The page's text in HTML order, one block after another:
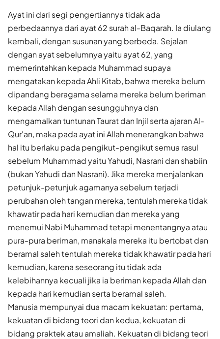
Ayat ini dari segi pengertiannya tidak ada
perbedaannya dari ayat 62 surah al-Baqarah. Ia diulang
kembali, dengan susunan yang berbeda. Sejalan
dengan ayat sebelumnya yaitu ayat 62, yang
memerintahkan kepada Muhammad supaya
mengatakan kepada Ahli Kitab, bahwa mereka belum
dipandang beragama selama mereka belum beriman
kepada Allah dengan sesungguhnya dan
mengamalkan tuntunan Taurat dan Injil serta ajaran Al-
Qur'an, maka pada ayat ini Allah menerangkan bahwa
hal itu berlaku pada pengikut-pengikut semua rasul
sebelum Muhammad yaitu Yahudi, Nasrani dan shabiin
(bukan Yahudi dan Nasrani). Jika mereka menjalankan
petunjuk-petunjuk agamanya sebelum terjadi
perubahan oleh tangan mereka, tentulah mereka tidak
khawatir pada hari kemudian dan mereka yang
menemui Nabi Muhammad tetapi menentangnya atau
pura-pura beriman, manakala mereka itu bertobat dan
beramal saleh tentulah mereka tidak khawatir pada hari
kemudian, karena seseorang itu tidak ada
kelebihannya kecuali jika ia beriman kepada Allah dan
kepada hari kemudian serta beramal saleh.
Manusia mempunyai dua macam kekuatan: pertama,
kekuatan di bidang teori dan kedua, kekuatan di
bidang praktek atau amaliah. Kekuatan di bidang teori